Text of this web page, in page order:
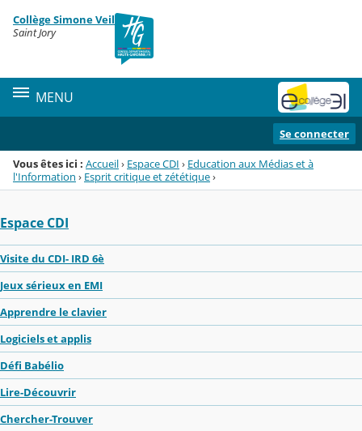
Menu de la rubrique
Contenu
Collège Simone Veil
Saint Jory
MENU
Se connecter
Vous êtes ici : Accueil› Espace CDI › Education aux Médias et à
l'Information › Esprit critique et zététique›
Espace CDI
Visite du CDI- IRD 6è
Jeux sérieux en EMI
Apprendre le clavier
Logiciels et applis
Défi Babélio
Lire-Découvrir
Chercher-Trouver